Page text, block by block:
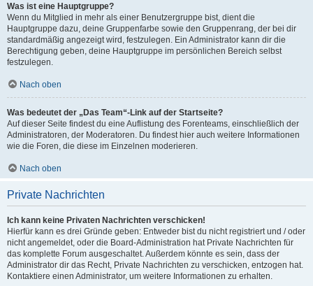
Was ist eine Hauptgruppe?
Wenn du Mitglied in mehr als einer Benutzergruppe bist, dient die
Hauptgruppe dazu, deine Gruppenfarbe sowie den Gruppenrang, der bei dir
standardmäßig angezeigt wird, festzulegen. Ein Administrator kann dir die
Berechtigung geben, deine Hauptgruppe im persönlichen Bereich selbst
festzulegen.
Nach oben
Was bedeutet der „Das Team“-Link auf der Startseite?
Auf dieser Seite findest du eine Auflistung des Forenteams, einschließlich der
Administratoren, der Moderatoren. Du findest hier auch weitere Informationen
wie die Foren, die diese im Einzelnen moderieren.
Nach oben
Private Nachrichten
Ich kann keine Privaten Nachrichten verschicken!
Hierfür kann es drei Gründe geben: Entweder bist du nicht registriert und / oder
nicht angemeldet, oder die Board-Administration hat Private Nachrichten für
das komplette Forum ausgeschaltet. Außerdem könnte es sein, dass der
Administrator dir das Recht, Private Nachrichten zu verschicken, entzogen hat.
Kontaktiere einen Administrator, um weitere Informationen zu erhalten.